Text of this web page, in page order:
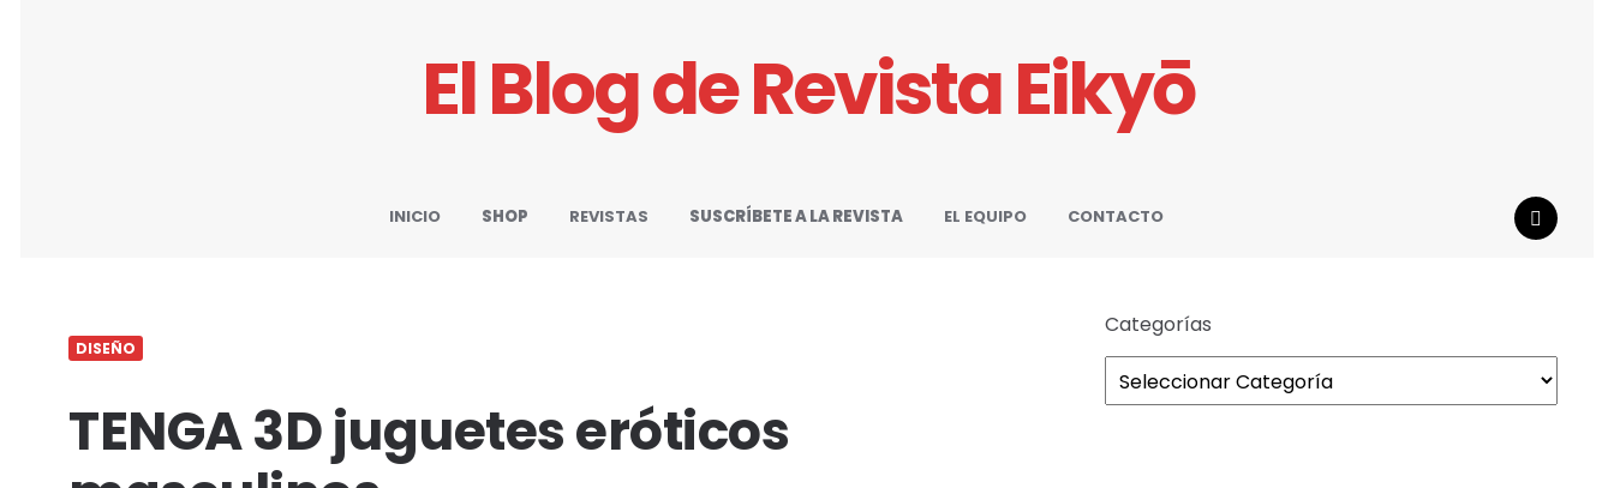
El Blog de Revista Eikyō
INICIO SHOP REVISTAS SUSCRÍBETE A LA REVISTA EL EQUIPO
CONTACTO
DISEÑO
TENGA 3D juguetes eróticos
Categorías